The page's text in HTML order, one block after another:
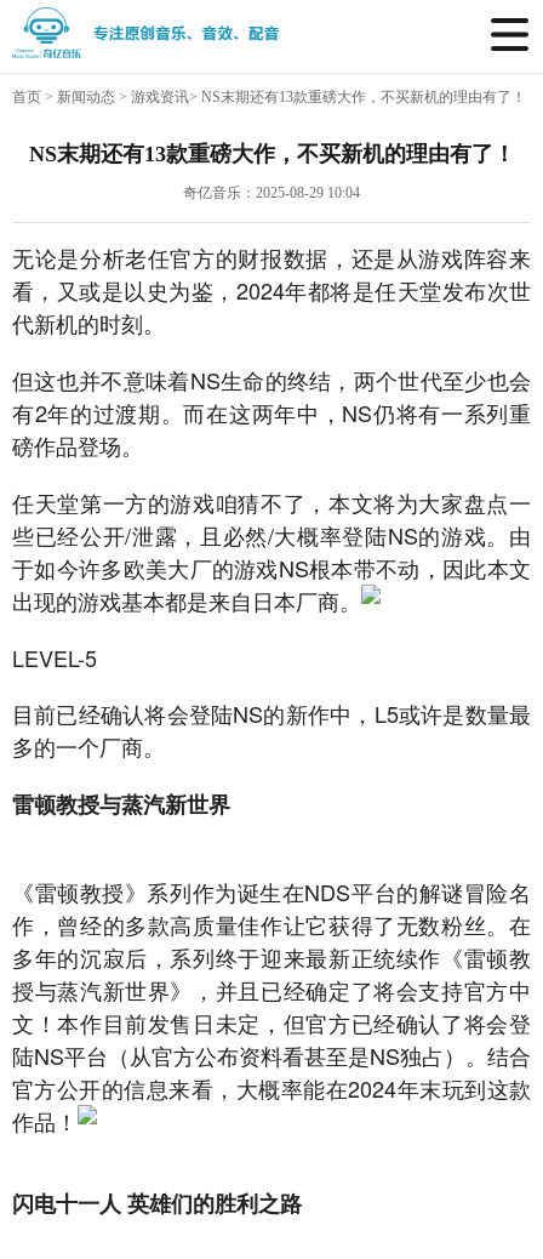
首页 > 新闻动态 > 游戏资讯> NS末期还有13款重磅大作，不买新机的理由有了！
NS末期还有13款重磅大作，不买新机的理由有了！
奇亿音乐：2025-08-29 10:04
无论是分析老任官方的财报数据，还是从游戏阵容来
看，又或是以史为鉴，2024年都将是任天堂发布次世
代新机的时刻。
但这也并不意味着NS生命的终结，两个世代至少也会
有2年的过渡期。而在这两年中，NS仍将有一系列重
磅作品登场。
任天堂第一方的游戏咱猜不了，本文将为大家盘点一
些已经公开/泄露，且必然/大概率登陆NS的游戏。由
于如今许多欧美大厂的游戏NS根本带不动，因此本文
出现的游戏基本都是来自日本厂商。
LEVEL-5
目前已经确认将会登陆NS的新作中，L5或许是数量最
多的一个厂商。
雷顿教授与蒸汽新世界
《雷顿教授》系列作为诞生在NDS平台的解谜冒险名
作，曾经的多款高质量佳作让它获得了无数粉丝。在
多年的沉寂后，系列终于迎来最新正统续作《雷顿教
授与蒸汽新世界》，并且已经确定了将会支持官方中
文！本作目前发售日未定，但官方已经确认了将会登
陆NS平台（从官方公布资料看甚至是NS独占）。结合
官方公开的信息来看，大概率能在2024年末玩到这款
作品！
闪电十一人 英雄们的胜利之路